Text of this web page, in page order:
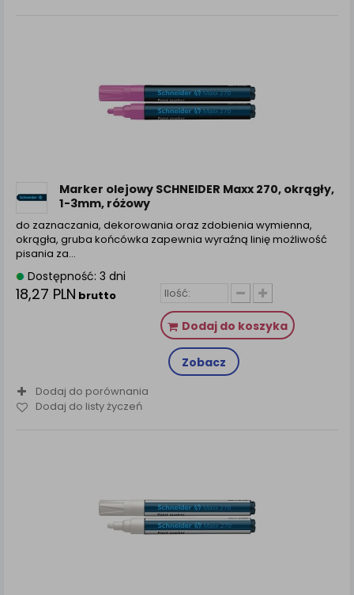
Marker olejowy SCHNEIDER Maxx 270, okrągły,
1-3mm, różowy
do zaznaczania, dekorowania oraz zdobienia wymienna,
okrągła, gruba końcówka zapewnia wyraźną linię możliwość
pisania za...
Dostępność: 3 dni
18,27 PLN brutto
Dodaj do koszyka
Zobacz
Dodaj do porównania
Dodaj do listy życzeń